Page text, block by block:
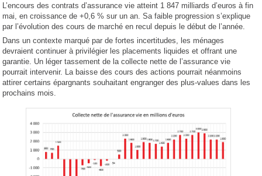
L’encours des contrats d’assurance vie atteint 1 847 milliards d’euros à fin
mai, en croissance de +0,6 % sur un an. Sa faible progression s’explique
par l’évolution des cours de marché en recul depuis le début de l’année.
Dans un contexte marqué par de fortes incertitudes, les ménages
devraient continuer à privilégier les placements liquides et offrant une
garantie. Un léger tassement de la collecte nette de l’assurance vie
pourrait intervenir. La baisse des cours des actions pourrait néanmoins
attirer certains épargnants souhaitant engranger des plus-values dans les
prochains mois.